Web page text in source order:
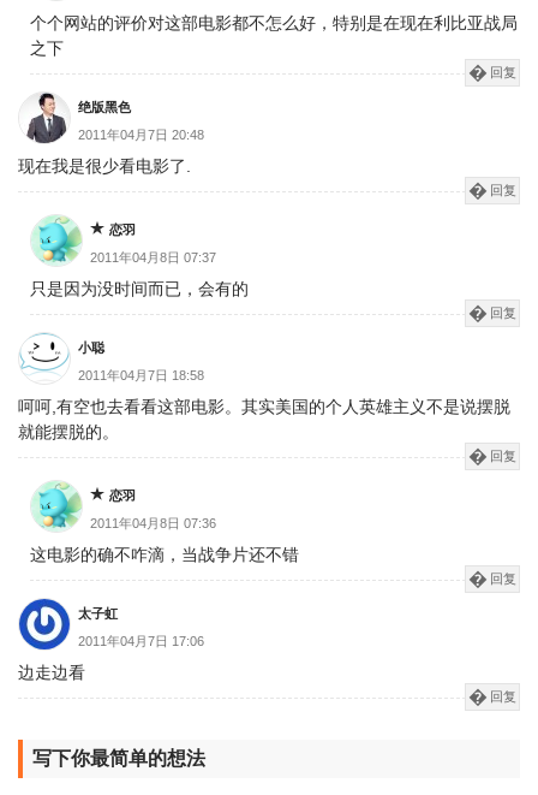
个个网站的评价对这部电影都不怎么好，特别是在现在利比亚战局
之下
回复
绝版黑色
2011年04月7日 20:48
现在我是很少看电影了.
回复
恋羽
2011年04月8日 07:37
只是因为没时间而已，会有的
回复
小聪
2011年04月7日 18:58
呵呵,有空也去看看这部电影。其实美国的个人英雄主义不是说摆脱
就能摆脱的。
回复
恋羽
2011年04月8日 07:36
这电影的确不咋滴，当战争片还不错
回复
太子虹
2011年04月7日 17:06
边走边看
回复
写下你最简单的想法